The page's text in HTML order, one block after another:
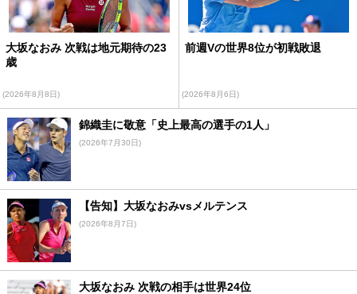
大坂なおみ 次戦は地元期待の23
歳
(2026年8月8日)
前週Vの世界8位が初戦敗退
(2026年8月6日)
錦織圭に敬意「史上最高の選手の1人」
(2026年7月30日)
【告知】大坂なおみvsメルテンス
(2026年8月7日)
大坂なおみ 次戦の相手は世界24位